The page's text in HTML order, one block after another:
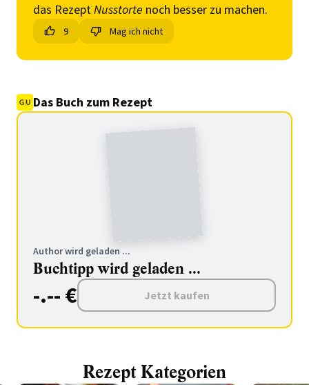
das RezeptNusstorte noch besser zu machen.
9 Mag ich nicht
Das Buch zum Rezept
Author wird geladen ...
Buchtipp wird geladen ...
-.-- € Jetzt kaufen
Rezept Kategorien